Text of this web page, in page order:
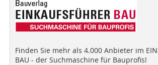
Finden Sie mehr als 4.000 Anbieter im
BAU - der Suchmaschine für Bauprofis!